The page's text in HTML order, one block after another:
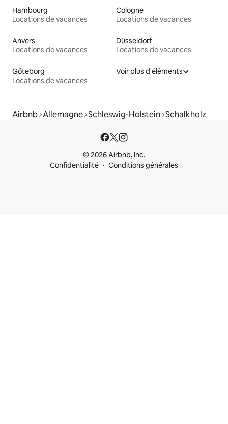
Hambourg
Locations de vacances
Cologne
Locations de vacances
Anvers
Locations de vacances
Düsseldorf
Locations de vacances
Göteborg
Locations de vacances
Voir plus d'éléments
Airbnb Allemagne Schleswig-Holstein Schalkholz
© 2026 Airbnb, Inc.
Confidentialité
Conditions générales